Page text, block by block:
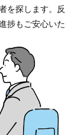
を探します。反
捗もご安心いた